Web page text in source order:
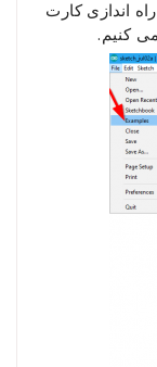
اندازی کارت